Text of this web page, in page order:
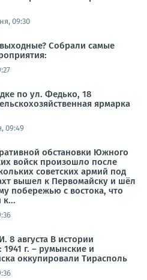
09:30
Собрали самые
по ул. Федько, 18
ярмарка
09:49
обстановки Южного
войск произошло после
советских армий под
вышел к Первомайску и шёл
побережью с востока, что
к...
8 августа В истории
г. – румынские и
оккупировали Тирасполь